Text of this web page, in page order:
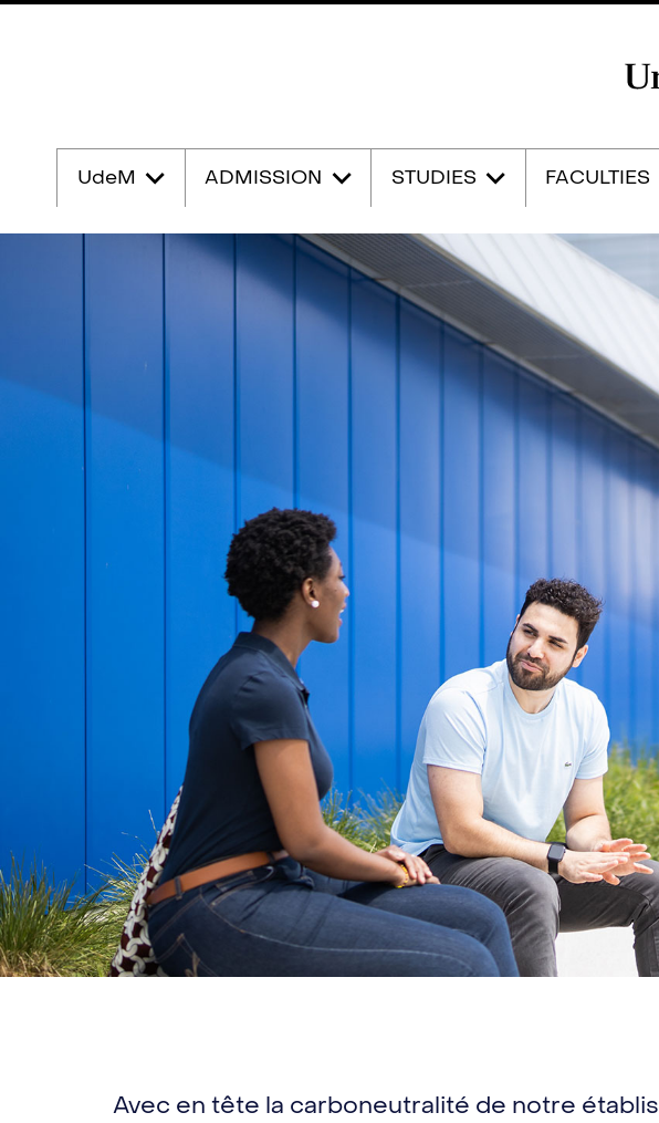
UdeM ADMISSION STUDIES FACULTIES
Avec en tête la carboneutralité de notre